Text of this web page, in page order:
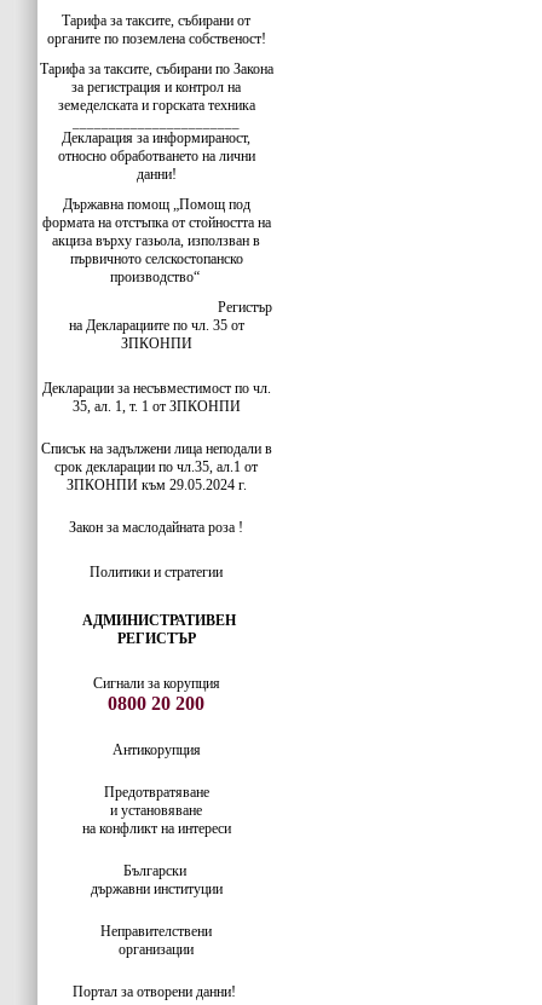
Тарифа за таксите, събирани от
органите по поземлена собственост!
Тарифа за таксите, събирани по Закона
за регистрация и контрол на
земеделската и горската техника
Декларация за информираност,
относно обработването на лични
данни!
Държавна помощ „Помощ под
формата на отстъпка от стойността на
акциза върху газьола, използван в
първичното селскостопанско
производство“
Регистър
на Декларациите по чл. 35 от
ЗПКОНПИ
Декларации за несъвместимост по чл.
35, ал. 1, т. 1 от ЗПКОНПИ
Списък на задължени лица неподали в
срок декларации по чл.35, ал.1 от
ЗПКОНПИ към 29.05.2024 г.
Закон за маслодайната роза !
Политики и стратегии
АДМИНИСТРАТИВЕН
РЕГИСТЪР
Сигнали за корупция
0800 20 200
Антикорупция
Предотвратяване
и установяване
на конфликт на интереси
Български
държавни институции
Неправителствени
организации
Портал за отворени данни!